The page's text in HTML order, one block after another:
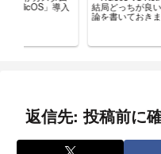
結局どっちが良いんだい？僕の結
論を書いておきます。
返信先: 投稿前に